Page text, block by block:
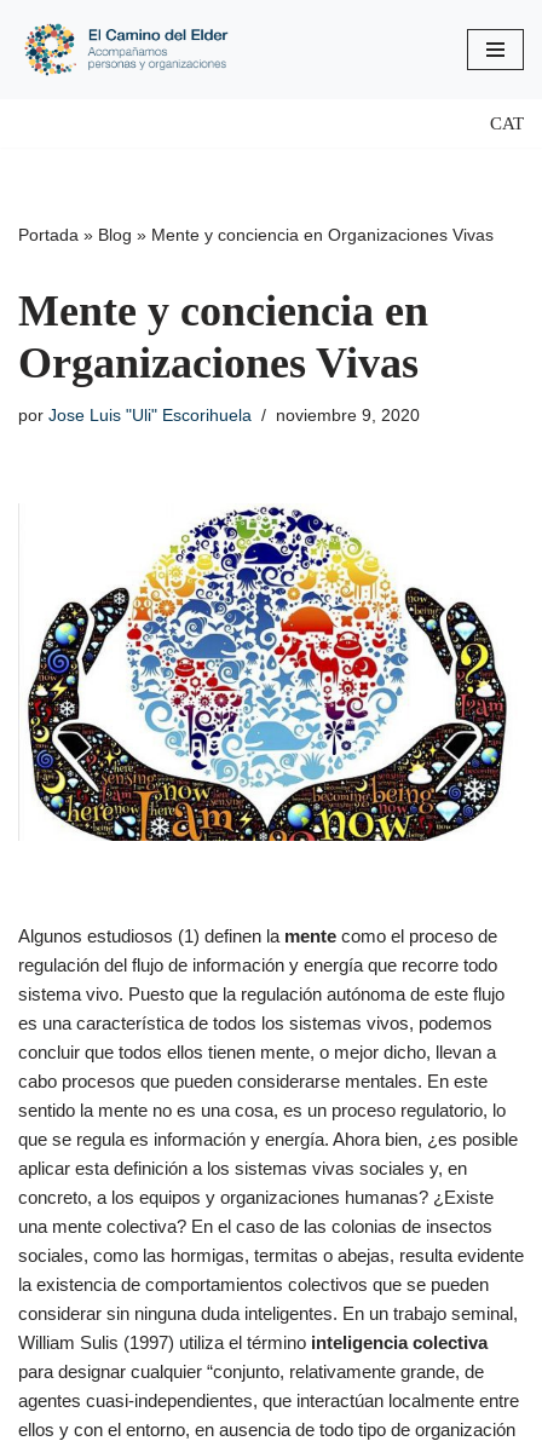
Saltar
CAT
Portada » Blog » Mente y conciencia en Organizaciones Vivas
Mente y conciencia en
Organizaciones Vivas
por Jose Luis "Uli" Escorihuela noviembre 9, 2020
Algunos estudiosos (1) definen la mente como el proceso de
regulación del flujo de información y energía que recorre todo
sistema vivo. Puesto que la regulación autónoma de este flujo
es una característica de todos los sistemas vivos, podemos
concluir que todos ellos tienen mente, o mejor dicho, llevan a
cabo procesos que pueden considerarse mentales. En este
sentido la mente no es una cosa, es un proceso regulatorio, lo
que se regula es información y energía. Ahora bien, ¿es posible
aplicar esta definición a los sistemas vivas sociales y, en
concreto, a los equipos y organizaciones humanas? ¿Existe
una mente colectiva? En el caso de las colonias de insectos
sociales, como las hormigas, termitas o abejas, resulta evidente
la existencia de comportamientos colectivos que se pueden
considerar sin ninguna duda inteligentes. En un trabajo seminal,
William Sulis (1997) utiliza el término inteligencia colectiva
para designar cualquier “conjunto, relativamente grande, de
agentes cuasi-independientes, que interactúan localmente entre
ellos y con el entorno, en ausencia de todo tipo de organización